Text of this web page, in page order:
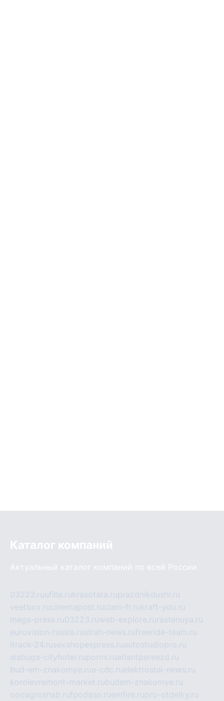
Каталог компаний
Актуальный каталог компаний по всей России
03223.ruufille.rukrasotata.ruprazdnikdushi.ru
veetbox.rucinemapost.ruciam-fr.rukraft-you.ru
mega-press.ru03223.ruweb-explore.ru rastenuya.ru
eurovision-russia.rustrah-news.rufreeride-team.ru
itrack-24.rusexshopexpress.ruautostudiopro.ru
alabuga-cityhotel.rupornv.ruatlantpereezd.ru
bud-em-znakomye.rua-cdc.ruelektrostal-news.ru
korolevremont-market.rubudem-znakomye.ru
oooagrosnab.rufpodaso.ruemfire.rupro-otdelky.ru